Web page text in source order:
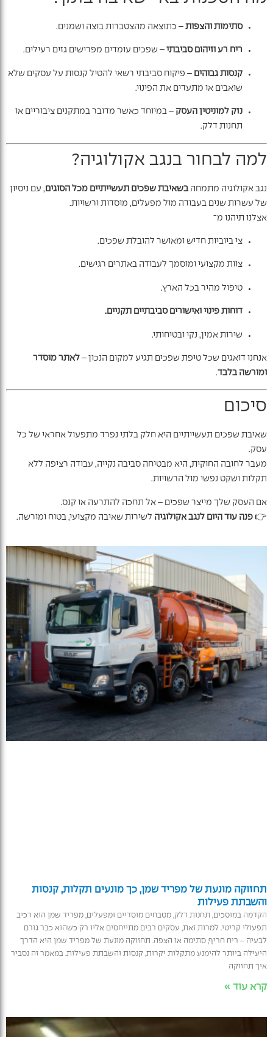
תחזוקה מונעת של מפריד שמן, כך מונעים תקלות, קנסות
והשבתת פעילות
הקדמה במוסכים, תחנות דלק, מטבחים מוסדיים ומפעלים, מפריד שמן הוא רכיב
תפעולי קריטי. למרות זאת, עסקים רבים מתייחסים אליו רק כשהוא כבר גורם
לבעיה – ריח חריף, סתימה או הצפה. תחזוקה מונעת של מפריד שמן היא הדרך
היעילה ביותר להימנע מתקלות יקרות, קנסות והשבתת פעילות. במאמר זה נסביר
איך תחזוקה
קרא עוד »
סתימות והצפות – כתוצאה מהצטברות בוצה ושמנים.
ריח רע וזיהום סביבתי – שפכים עומדים מפרישים גזים רעילים.
קנסות גבוהים – פיקוח סביבתי רשאי להטיל קנסות על עסקים שלא
שואבים או מתעדים את הפינוי.
נזק למוניטין העסק – במיוחד כאשר מדובר במתקנים ציבוריים או
תחנות דלק.
למה לבחור בנגב אקולוגיה?
נגב אקולוגיה מתמחה בשאיבת שפכים תעשייתיים מכל הסוגים , עם ניסיון
של עשרות שנים בעבודה מול מפעלים, מוסדות ורשויות.
אצלנו תיהנו מ־
צי ביוביות חדיש ומאושר להובלת שפכים.
צוות מקצועי ומוסמך לעבודה באתרים רגישים.
טיפול מהיר בכל הארץ.
דוחות פינוי ואישורים סביבתיים תקניים.
שירות אמין, נקי ובטיחותי.
אנחנו דואגים שכל טיפת שפכים תגיע למקום הנכון – לאתר מוסדר
ומורשה בלבד.
סיכום
שאיבת שפכים תעשייתיים היא חלק בלתי נפרד מתפעול אחראי של כל
עסק.
מעבר לחובה החוקית, היא מבטיחה סביבה נקייה, עבודה רציפה ללא
תקלות ושקט נפשי מול הרשויות.
אם העסק שלך מייצר שפכים – אל תחכה להתרעה או קנס.
👉 פנה עוד היום לנגב אקולוגיה לשירות שאיבה מקצועי, בטוח ומורשה.